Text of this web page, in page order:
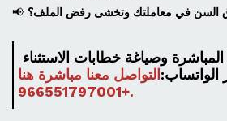
📢 السن في معاملتك وتخشى رفض الملف؟
المباشرة وصياغة خطابات الاستثناء
الواتساب: التواصل معنا مباشرة هنا
+966551797001.